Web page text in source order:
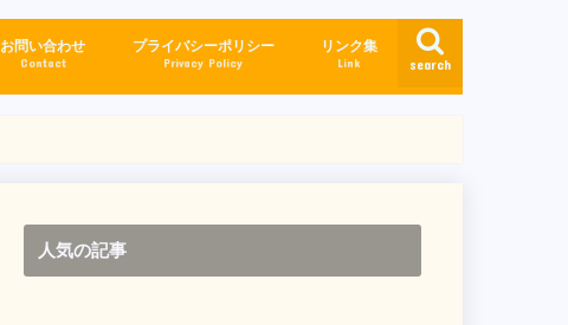
search
お問い合わせ
Contact
プライバシーポリシー
Privacy Policy
リンク集
Link
人気の記事